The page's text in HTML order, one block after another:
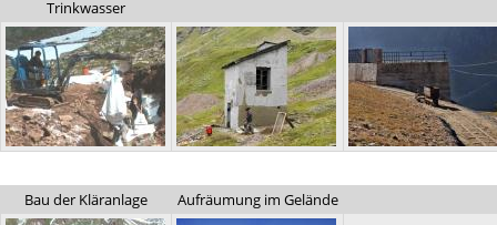
Trinkwasser
Bau der Kläranlage Aufräumung im Gelände